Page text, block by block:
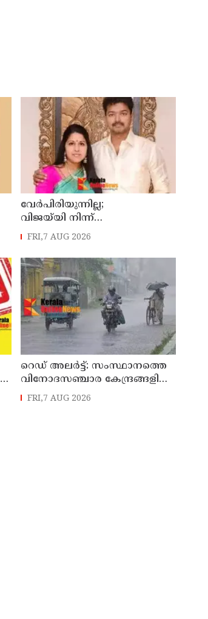
വേർപിരിയുന്നില്ല;
വിജയ്‍യി നിന്ന്
വിവാഹമോചനം വേണ്ടെന്ന്
FRI,7 AUG 2026
റെഡ് അലർട്ട്: സംസ്ഥാനത്തെ
വിനോദസഞ്ചാര കേന്ദ്രങ്ങളിൽ
നിയന്ത്രണം
FRI,7 AUG 2026